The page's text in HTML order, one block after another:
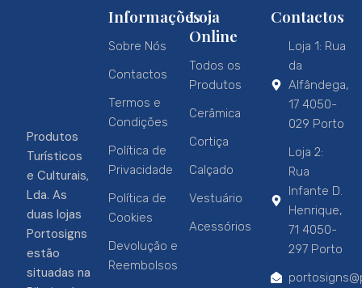
Produtos
Turísticos
e Culturais,
Lda. As
duas lojas
Portosigns
estão
situadas na
Informações
Sobre Nós
Contactos
Termos e
Condições
Política de
Privacidade
Política de
Cookies
Devolução e
Reembolsos
Loja
Online
Todos os
Produtos
Cerâmica
Cortiça
Calçado
Vestuário
Acessórios
Contactos
Loja 1: Rua
da
Alfândega,
17 4050-
029 Porto
Loja 2:
Rua
Infante D.
Henrique,
71 4050-
297 Porto